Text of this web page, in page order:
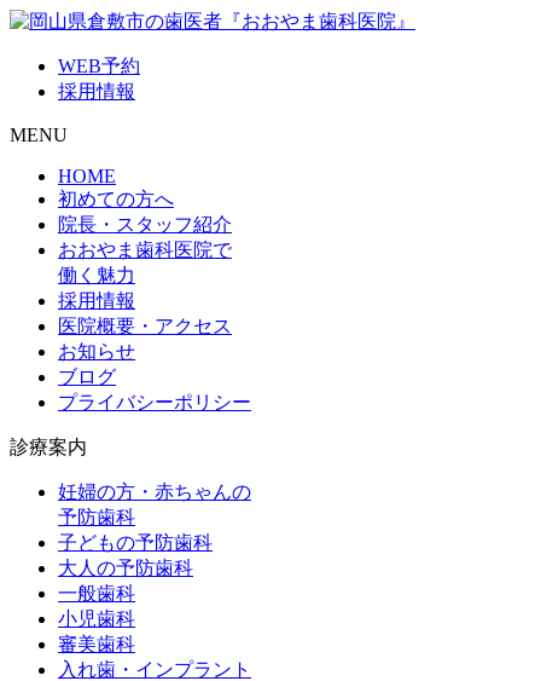
WEB予約
採用情報
MENU
HOME
初めての方へ
院長・スタッフ紹介
おおやま歯科医院で
働く魅力
採用情報
医院概要・アクセス
お知らせ
ブログ
プライバシーポリシー
診療案内
妊婦の方・赤ちゃんの
予防歯科
子どもの予防歯科
大人の予防歯科
一般歯科
小児歯科
審美歯科
入れ歯・インプラント